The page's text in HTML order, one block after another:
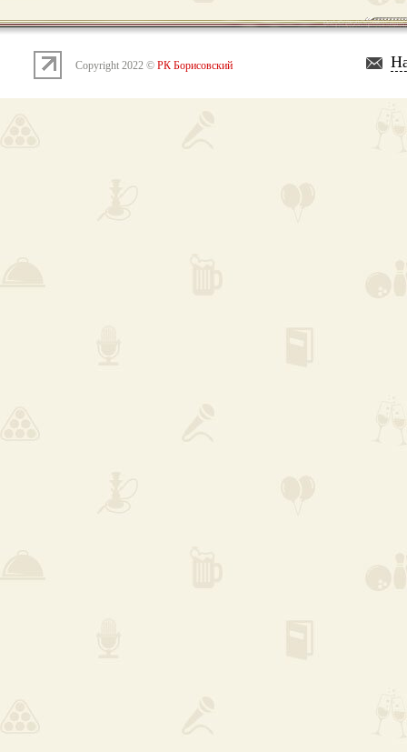
Copyright 2022 © РК Борисовский